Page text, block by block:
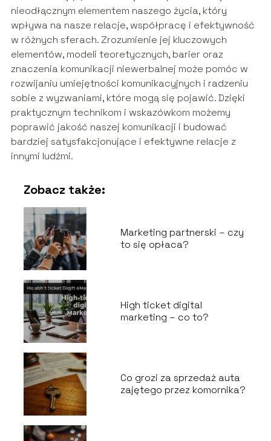
nieodłącznym elementem naszego życia, który
wpływa na nasze relacje, współpracę i efektywność
w różnych sferach. Zrozumienie jej kluczowych
elementów, modeli teoretycznych, barier oraz
znaczenia komunikacji niewerbalnej może pomóc w
rozwijaniu umiejętności komunikacyjnych i radzeniu
sobie z wyzwaniami, które mogą się pojawić. Dzięki
praktycznym technikom i wskazówkom możemy
poprawić jakość naszej komunikacji i budować
bardziej satysfakcjonujące i efektywne relacje z
innymi ludźmi.
Zobacz także:
Marketing partnerski – czy
to się opłaca?
High ticket digital
marketing – co to?
Co grozi za sprzedaż auta
zajętego przez komornika?